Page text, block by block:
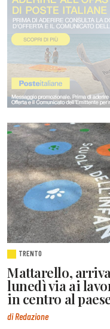
TRENTO
Mattarello,
lunedì via ai
in centro al
di Redazione